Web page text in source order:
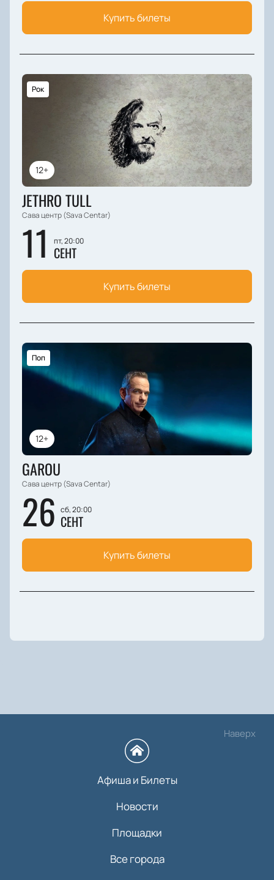
Купить билеты
12+
Рок
JETHRO TULL
Сава центр (Sava Centar)
11 пт, 20:00
СЕНТ
Купить билеты
12+
Поп
GAROU
Сава центр (Sava Centar)
26 сб, 20:00
СЕНТ
Купить билеты
Наверх
Афиша и Билеты
Новости
Площадки
Все города